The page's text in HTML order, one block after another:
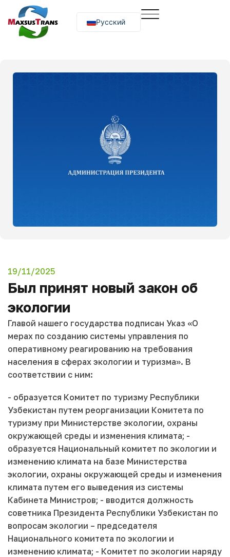
Русский
O‘zbekcha
19/11/2025
Был принят новый закон об
экологии
Главой нашего государства подписан Указ «О
мерах по созданию системы управления по
оперативному реагированию на требования
населения в сферах экологии и туризма». В
соответствии с ним:
- образуется Комитет по туризму Республики
Узбекистан путем реорганизации Комитета по
туризму при Министерстве экологии, охраны
окружающей среды и изменения климата; -
образуется Национальный комитет по экологии и
изменению климата на базе Министерства
экологии, охраны окружающей среды и изменения
климата путем его выведения из системы
Кабинета Министров; - вводится должность
советника Президента Республики Узбекистан по
вопросам экологии – председателя
Национального комитета по экологии и
изменению климата; - Комитет по экологии наряду